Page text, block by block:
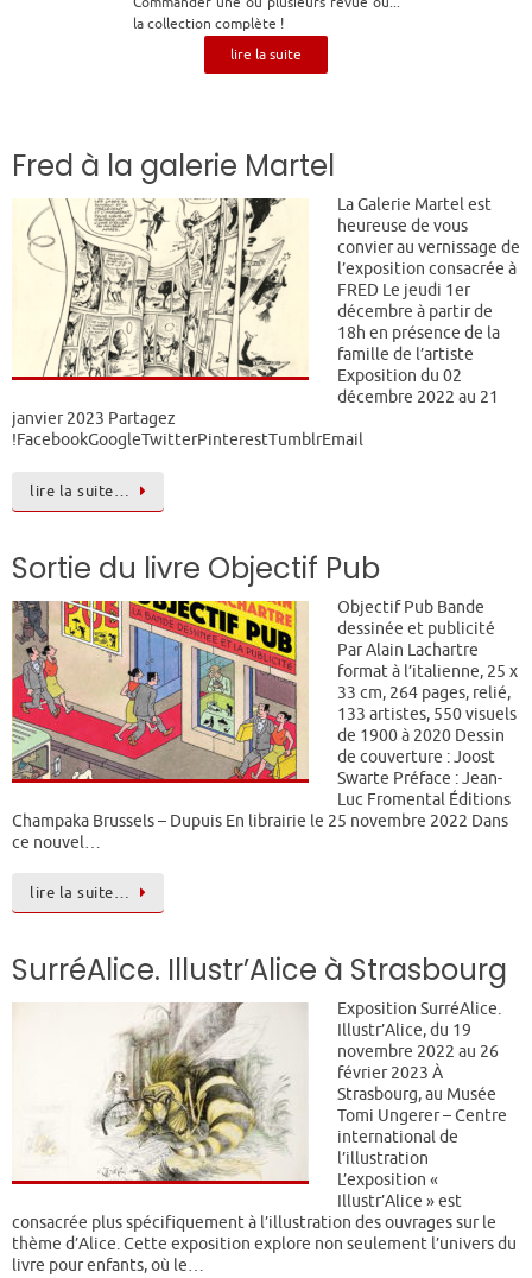
la collection complète !
lire la suite
Fred à la galerie Martel
La Galerie Martel est
heureuse de vous
convier au vernissage de
l’exposition consacrée à
FRED Le jeudi 1er
décembre à partir de
18h en présence de la
famille de l’artiste
Exposition du 02
décembre 2022 au 21
janvier 2023 Partagez
!FacebookGoogleTwitterPinterestTumblrEmail
lire la suite…
Sortie du livre Objectif Pub
Objectif Pub Bande
dessinée et publicité
Par Alain Lachartre
format à l’italienne, 25 x
33 cm, 264 pages, relié,
133 artistes, 550 visuels
de 1900 à 2020 Dessin
de couverture : Joost
Swarte Préface : Jean-
Luc Fromental Éditions
Champaka Brussels – Dupuis En librairie le 25 novembre 2022 Dans
ce nouvel…
lire la suite…
SurréAlice. Illustr’Alice à Strasbourg
Exposition SurréAlice.
Illustr’Alice, du 19
novembre 2022 au 26
février 2023 À
Strasbourg, au Musée
Tomi Ungerer – Centre
international de
l’illustration
L’exposition «
Illustr’Alice » est
consacrée plus spécifiquement à l’illustration des ouvrages sur le
thème d’Alice. Cette exposition explore non seulement l’univers du
livre pour enfants, où le…